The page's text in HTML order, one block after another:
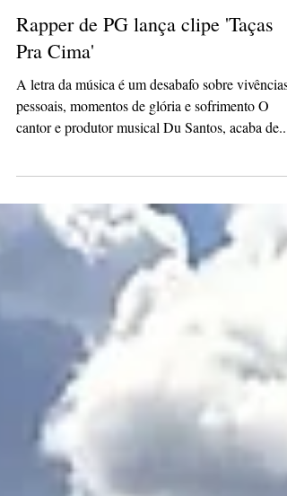
24 de abr. de 2023
1 min de leitura
Rapper de PG lança clipe 'Taças
Pra Cima'
A letra da música é um desabafo sobre vivências
pessoais, momentos de glória e sofrimento O